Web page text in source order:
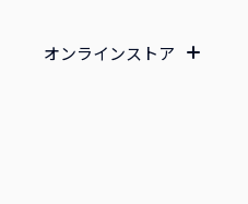
オンラインストア